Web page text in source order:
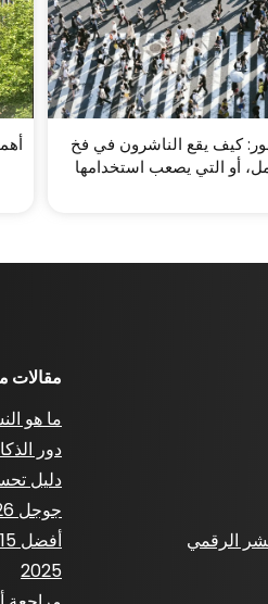
كيف يقع الناشرون في فخ
أو التي يصعب استخدامها
الرقمي
مقالات
ما هو
دور
دليل
جوجل 2026
2025